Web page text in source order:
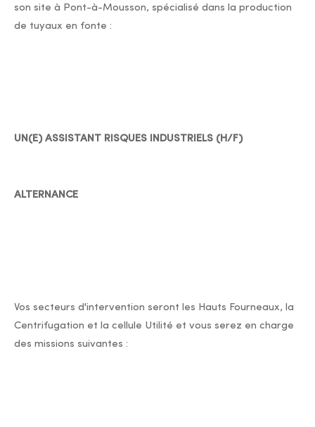
son site à Pont-à-Mousson, spécialisé dans la production
de tuyaux en fonte :
UN(E) ASSISTANT RISQUES INDUSTRIELS (H/F)
ALTERNANCE
Vos secteurs d'intervention seront les Hauts Fourneaux, la
Centrifugation et la cellule Utilité et vous serez en charge
des missions suivantes :